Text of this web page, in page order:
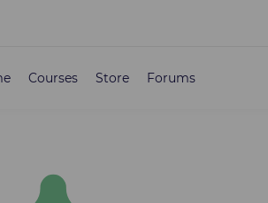
Courses Store Forums